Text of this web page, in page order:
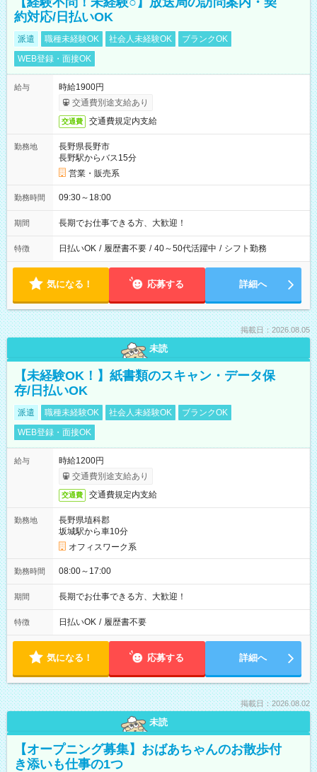
約対応/日払いOK
派遣 職種未経験OK 社会人未経験OK
ブランクOK
WEB登録・面接OK
給与
時給1900円
交通費別途支給あり
交通費 交通費規定内支給
勤務地
長野県長野市
長野駅からバス15分
営業・販売系
勤務時間 09:30～18:00
期間 長期でお仕事できる方、大歓迎！
特徴 日払いOK / 履歴書不要 / 40～50代活躍中 / シフト勤務
気になる！ 応募する 詳細へ
掲載日：2026.08.05
未読
【未経験OK！】紙書類のスキャン・データ保
存/日払いOK
派遣 職種未経験OK 社会人未経験OK
ブランクOK
WEB登録・面接OK
給与
時給1200円
交通費別途支給あり
交通費 交通費規定内支給
勤務地
長野県埴科郡
坂城駅から車10分
オフィスワーク系
勤務時間 08:00～17:00
期間 長期でお仕事できる方、大歓迎！
特徴 日払いOK / 履歴書不要
気になる！ 応募する 詳細へ
掲載日：2026.08.02
未読
【オープニング募集】おばあちゃんのお散歩付
き添いも仕事の1つ